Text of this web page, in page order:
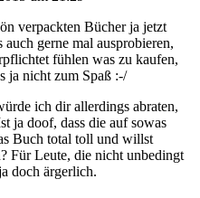
verpackten Bücher ja jetzt
gerne mal ausprobieren,
fühlen was zu kaufen,
ja nicht zum Spaß :-/
ich dir allerdings abraten,
ja doof, dass die auf sowas
Buch total toll und willst
Für Leute, die nicht unbedingt
doch ärgerlich.